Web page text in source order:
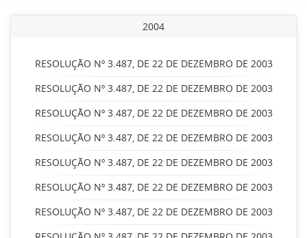
2004
RESOLUÇÃO Nº 3.487, DE 22 DE DEZEMBRO DE 2003
RESOLUÇÃO Nº 3.487, DE 22 DE DEZEMBRO DE 2003
RESOLUÇÃO Nº 3.487, DE 22 DE DEZEMBRO DE 2003
RESOLUÇÃO Nº 3.487, DE 22 DE DEZEMBRO DE 2003
RESOLUÇÃO Nº 3.487, DE 22 DE DEZEMBRO DE 2003
RESOLUÇÃO Nº 3.487, DE 22 DE DEZEMBRO DE 2003
RESOLUÇÃO Nº 3.487, DE 22 DE DEZEMBRO DE 2003